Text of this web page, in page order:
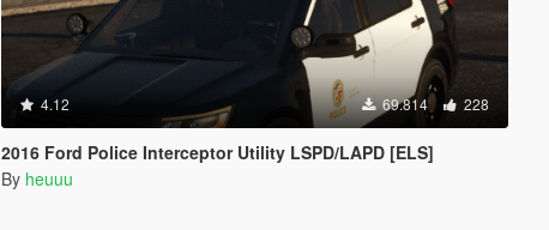
4.12 69.814 228
2016 Ford Police Interceptor Utility LSPD/LAPD [ELS]
By heuuu